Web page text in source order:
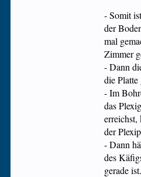
- Somit
der
mal
Zimmer
- Dann
die
- Im
das
der
- Dann
des
gerade